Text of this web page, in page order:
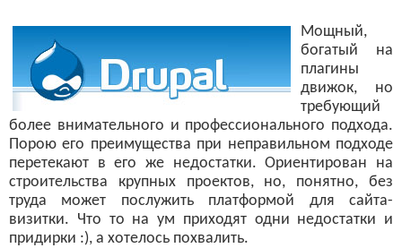
Мощный,
богатый на
плагины
движок, но
требующий
более внимательного и профессионального подхода.
Порою его преимущества при неправильном подходе
перетекают в его же недостатки. Ориентирован на
строительства крупных проектов, но, понятно, без
труда может послужить платформой для сайта-
визитки. Что то на ум приходят одни недостатки и
придирки :), а хотелось похвалить.